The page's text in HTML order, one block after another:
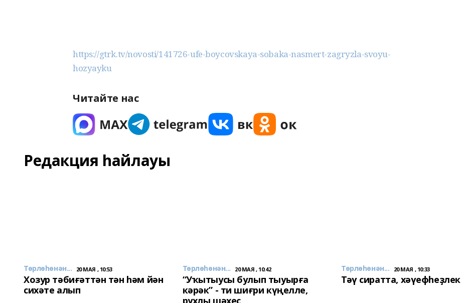
https://gtrk.tv/novosti/141726-ufe-boycovskaya-sobaka-nasmert-zagryzla-svoyu-
hozyayku
Читайте нас
Редакция һайлауы
Төрлөһөнән... 20 МАЯ , 10:53
Хозур тәбиғәттән тән һәм йән
сихәте алып
Төрлөһөнән... 20 МАЯ , 10:42
“Уҡытыусы булып тыуырға
кәрәк” - ти шиғри күңелле,
рухлы шәхес
Төрлөһөнән... 20 МАЯ , 10:33
Тәү сиратта, хәүефһеҙлек